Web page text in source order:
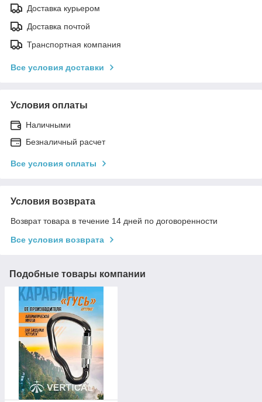
Доставка курьером
Доставка почтой
Транспортная компания
Все условия доставки
Условия оплаты
Наличными
Безналичный расчет
Все условия оплаты
Условия возврата
Возврат товара в течение 14 дней по договоренности
Все условия возврата
Подобные товары компании